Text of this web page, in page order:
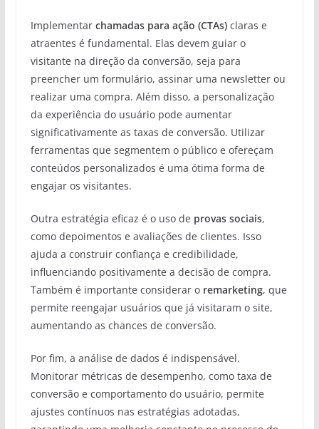
Implementar chamadas para ação (CTAs)claras e
atraentes é fundamental. Elas devem guiar o
visitante na direção da conversão, seja para
preencher um formulário, assinar uma newsletter ou
realizar uma compra. Além disso, a personalização
da experiência do usuário pode aumentar
significativamente as taxas de conversão. Utilizar
ferramentas que segmentem o público e ofereçam
conteúdos personalizados é uma ótima forma de
engajar os visitantes.
Outra estratégia eficaz é o uso de provas sociais,
como depoimentos e avaliações de clientes. Isso
ajuda a construir confiança e credibilidade,
influenciando positivamente a decisão de compra.
Também é importante considerar o remarketing, que
permite reengajar usuários que já visitaram o site,
aumentando as chances de conversão.
Por fim, a análise de dados é indispensável.
Monitorar métricas de desempenho, como taxa de
conversão e comportamento do usuário, permite
ajustes contínuos nas estratégias adotadas,